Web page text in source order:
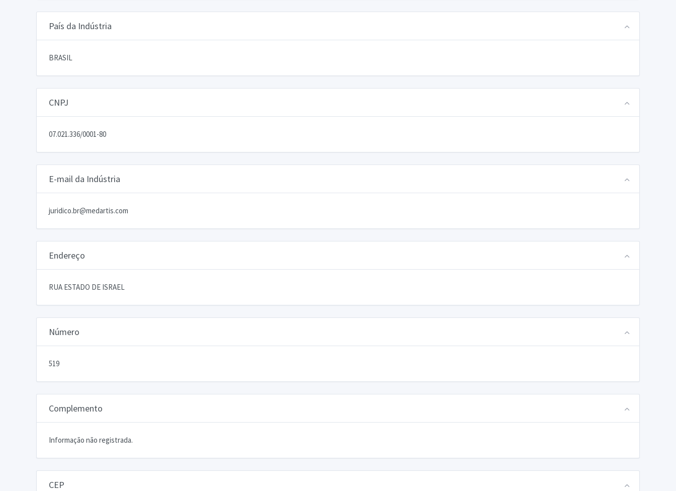
País da Indústria
BRASIL
CNPJ
07.021.336/0001-80
E-mail da Indústria
juridico.br@medartis.com
Endereço
RUA ESTADO DE ISRAEL
Número
519
Complemento
Informação não registrada.
CEP